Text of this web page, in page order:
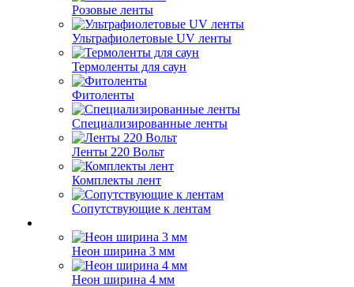
Розовые ленты
Ультрафиолетовые UV ленты
Термоленты для саун
Фитоленты
Специализированные ленты
Ленты 220 Вольт
Комплекты лент
Сопутствующие к лентам
Неон ширина 3 мм
Неон ширина 4 мм